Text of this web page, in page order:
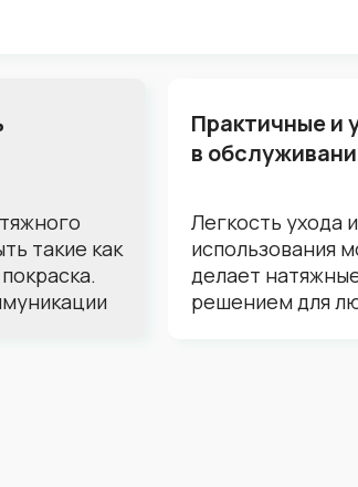
такие как
Практичные и
в
Легкость ухода
использования
делает
решением для